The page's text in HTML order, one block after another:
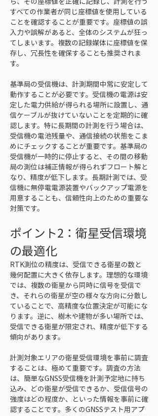
すべての作業者が同じ座標値を使用している
ことを確認することが重要です。座標値の誤
入力や誤解があると、全体のシステムが狂っ
てしまいます。複数の記録媒体に座標値を保
存し、冗長性を確保することも推奨されま
す。
基準局の受信機は、計測期間中常に安定して
動作することが必要です。受信機の電源は安
定した電力供給が得られる場所に設置し、通
信ケーブルが抜けていないことを定期的に確
認します。特に長期間の計測を行う場合は、
受信機の電池残量や、通信接続の状態をこま
めにチェックすることが重要です。基準局の
受信機が一時的に停止すると、その間の移動
局の測位は補正情報が得られずフロート解と
なり、精度が低下します。長期計測では、受
信機に無停電電源装置やバックアップ電源を
用意することも、信頼性向上のための重要な
対策です。
ポイント2：衛星受信環境
の最適化
RTK測位の精度は、受信できる衛星の数と
幾何配置に大きく依存します。理想的な環境
では、複数の衛星から同時に信号を受信で
き、それらの衛星が空の様々な方向に分散し
ていることで、高精度な位置決定が可能にな
ります。逆に、樹木や建物が多い場所では、
受信できる衛星が限定され、精度が低下する
傾向があります。
計測対象エリアの衛星受信環境を事前に調査
することは、極めて重要です。調査の方法
は、簡単なGNSS受信機を計測予定地に持ち
込み、どの衛星が受信できるか、受信信号の
強度はどの程度か、といった情報を事前に確
認することです。多くのGNSSテスト用アプ